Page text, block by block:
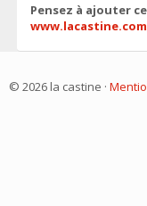
Pensez à ajouter
© 2026 la castine ·